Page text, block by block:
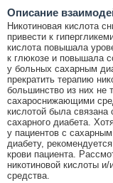
Описание
Никотиновая кислота
привести к
кислота повышала
к глюкозе и повышала
у больных сахарным
прекратить терапию
большинство из них не
сахароснижающими
кислотой была
сахарного диабета.
у пациентов с
диабету,
крови пациента.
никотиновой кислоты
средства.